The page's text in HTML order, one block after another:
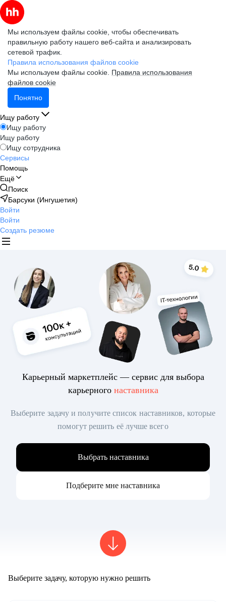
Мы используем файлы cookie, чтобы обеспечивать
правильную работу нашего веб-сайта и анализировать
сетевой трафик.
Правила использования файлов cookie
Мы используем файлы cookie. Правила использования
файлов cookie
Понятно
Ищу работу
Ищу работу
Ищу работу
Ищу сотрудника
Сервисы
Помощь
Ещё
Поиск
Барсуки (Ингушетия)
Войти
Войти
Создать резюме
Карьерный маркетплейс — сервис для выбора
карьерного наставника
Выберите задачу и получите список наставников, которые
помогут решить её лучше всего
Выбрать наставника
Подберите мне наставника
Выберите задачу, которую нужно решить